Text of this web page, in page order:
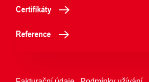
Certifikáty
Reference